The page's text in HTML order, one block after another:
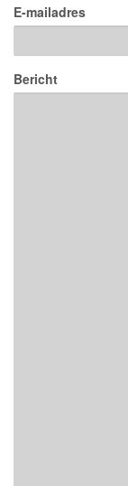
E-mailadres
Bericht